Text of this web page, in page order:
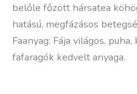
belőle főzött hársatea
hatású, megfázásos
Faanyag: Fája világos,
fafaragók kedvelt anyaga.